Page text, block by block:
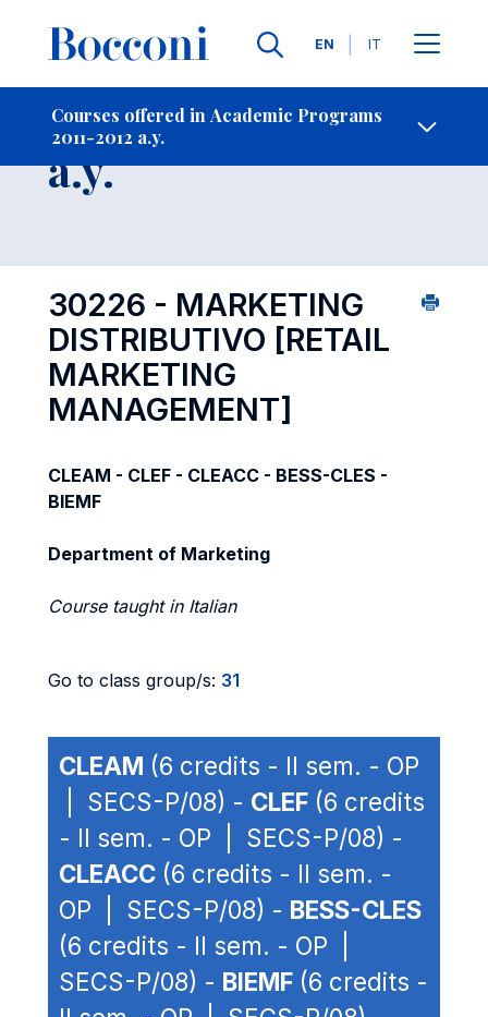
Languages
EN IT
Courses offered in Academic Programs
2011-2012 a.y.
- Contact Us
Course 2011-2012
a.y.
30226 - MARKETING
DISTRIBUTIVO [RETAIL
MARKETING
MANAGEMENT]
CLEAM - CLEF - CLEACC - BESS-CLES -
BIEMF
Department of Marketing
Course taught in Italian
Go to class group/s: 31
CLEAM (6 credits - II sem. - OP
| SECS-P/08) - CLEF (6 credits
- II sem. - OP | SECS-P/08) -
CLEACC (6 credits - II sem. -
OP | SECS-P/08) - BESS-CLES
(6 credits - II sem. - OP |
SECS-P/08) - BIEMF (6 credits -